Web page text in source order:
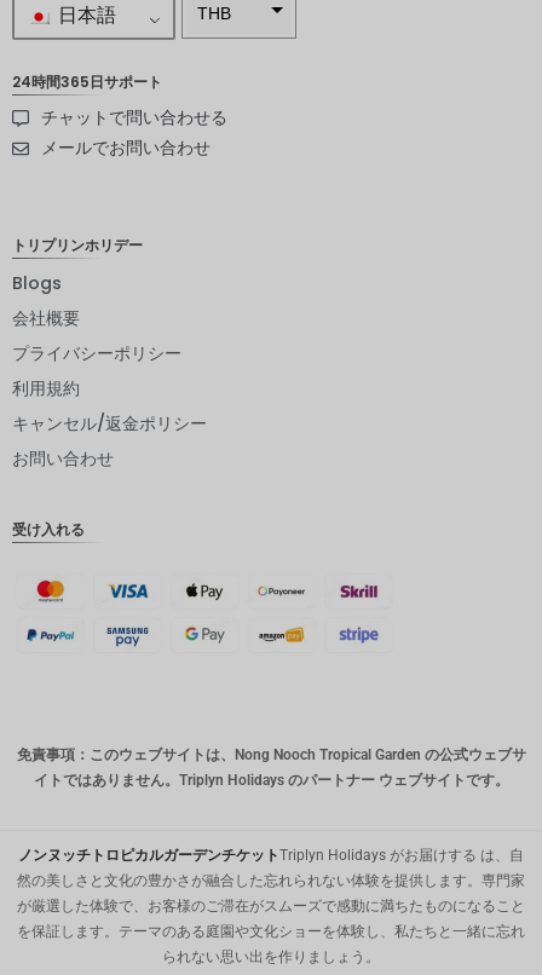
日本語 THB
スウェー
デンクロ
ーナ
デンマー
ククロー
オースト
ラリアド
韓国ウォ
ン
人民元
台湾
24時間365日サポート
チャットで問い合わせる
メールでお問い合わせ
トリプリンホリデー
Blogs
会社概要
プライバシーポリシー
利用規約
キャンセル/返金ポリシー
お問い合わせ
受け入れる
免責事項：このウェブサイトは、Nong Nooch Tropical Garden の公式ウェブサ
イトではありません。Triplyn Holidays のパートナー ウェブサイトです。
ノンヌッチトロピカルガーデンチケットTriplyn Holidays がお届けする は、自
然の美しさと文化の豊かさが融合した忘れられない体験を提供します。専門家
が厳選した体験で、お客様のご滞在がスムーズで感動に満ちたものになること
を保証します。テーマのある庭園や文化ショーを体験し、私たちと一緒に忘れ
られない思い出を作りましょう。